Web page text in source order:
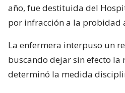
año, fue destituida del
por infracción a la probidad
La enfermera interpuso un
buscando dejar sin efecto la
determinó la medida